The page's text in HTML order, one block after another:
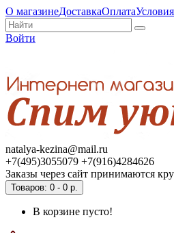
О магазинеДоставкаОплата
Войти
natalya-kezina@mail.ru
+7(495)3055079 +7(916)4284626
Заказы через сайт принимаются
Товаров: 0 - 0 р.
В корзине пусто!